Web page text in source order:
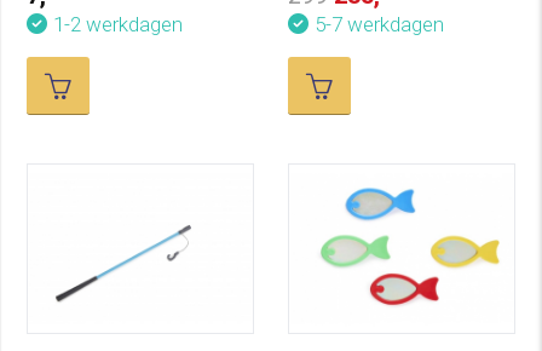
1-2 werkdagen 5-7 werkdagen